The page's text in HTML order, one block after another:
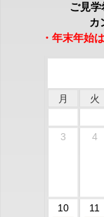
ご見
カ
・年末年始
月 火
3
4
10 11